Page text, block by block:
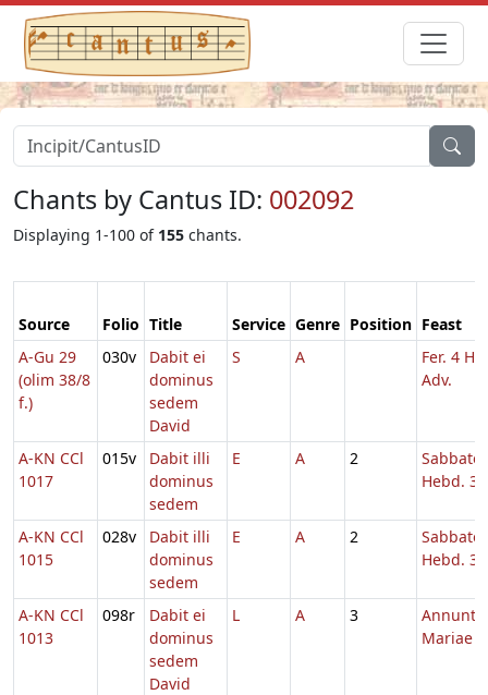
Chants by Cantus ID: 002092
Displaying 1-100 of 155 chants.
Source Folio Title Service Genre Position Feast
A-Gu 29
(olim 38/8
f.)
030v
Dabit ei
dominus
sedem
David
S A
Fer. 4
Adv.
A-KN CCl
1017
015v
Dabit illi
dominus
sedem
E A 2
Sabbato
Hebd. 3
A-KN CCl
1015
028v
Dabit illi
dominus
sedem
E A 2
Sabbato
Hebd. 3
A-KN CCl
1013
098r
Dabit ei
dominus
sedem
David
L A 3
Mariae